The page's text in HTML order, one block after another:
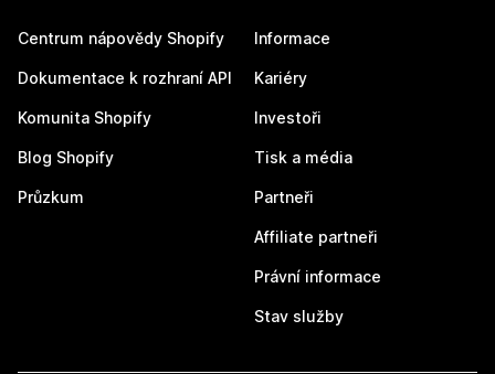
Centrum nápovědy Shopify
Dokumentace k rozhraní API
Komunita Shopify
Blog Shopify
Průzkum
Informace
Kariéry
Investoři
Tisk a média
Partneři
Affiliate partneři
Právní informace
Stav služby